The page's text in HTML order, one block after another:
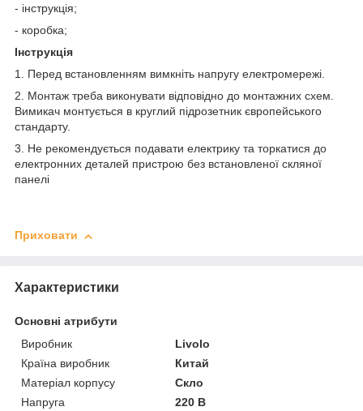
- інструкція;
- коробка;
Інструкція
1. Перед встановленням вимкніть напругу електромережі.
2. Монтаж треба виконувати відповідно до монтажних схем.
Вимикач монтується в круглий підрозетник європейського
стандарту.
3. Не рекомендується подавати електрику та торкатися до
електронних деталей пристрою без встановленої скляної
панелі
Приховати
Характеристики
Основні атрибути
Виробник
Livolo
Країна виробник
Китай
Матеріал корпусу
Скло
Напруга
220 В